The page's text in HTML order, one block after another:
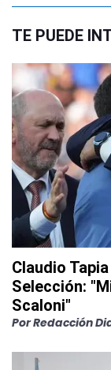
TE PUEDE
Claudio
Selección:
Scaloni"
PorRedacción